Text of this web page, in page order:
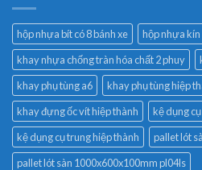
hộp nhựa bít có 8 bánh xe
hộp nhựa kín
khay nhựa chống tràn hóa chất 2 phuy
khay phụ tùng a6
khay phụ tùng hiệp
khay đựng ốc vít hiệp thành
kệ dụng
kệ dụng cụ trung hiệp thành
pallet lót
pallet lót sàn 1000x600x100mm pl04ls